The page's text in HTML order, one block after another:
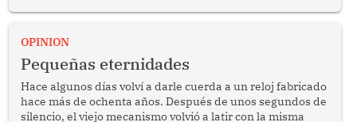
bimestrales el subsidio que reciben los beneficiarios del
reflexionar sobre la importancia de fortalecer las políticas
públicas dirigidas a los adultos mayores en pobreza.
OPINION
Pequeñas eternidades
Hace algunos días volví a darle cuerda a un reloj fabricado
hace más de ochenta años. Después de unos segundos de
silencio, el viejo mecanismo volvió a latir con la misma